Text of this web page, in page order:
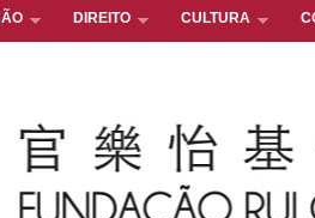
DIREITO CULTURA